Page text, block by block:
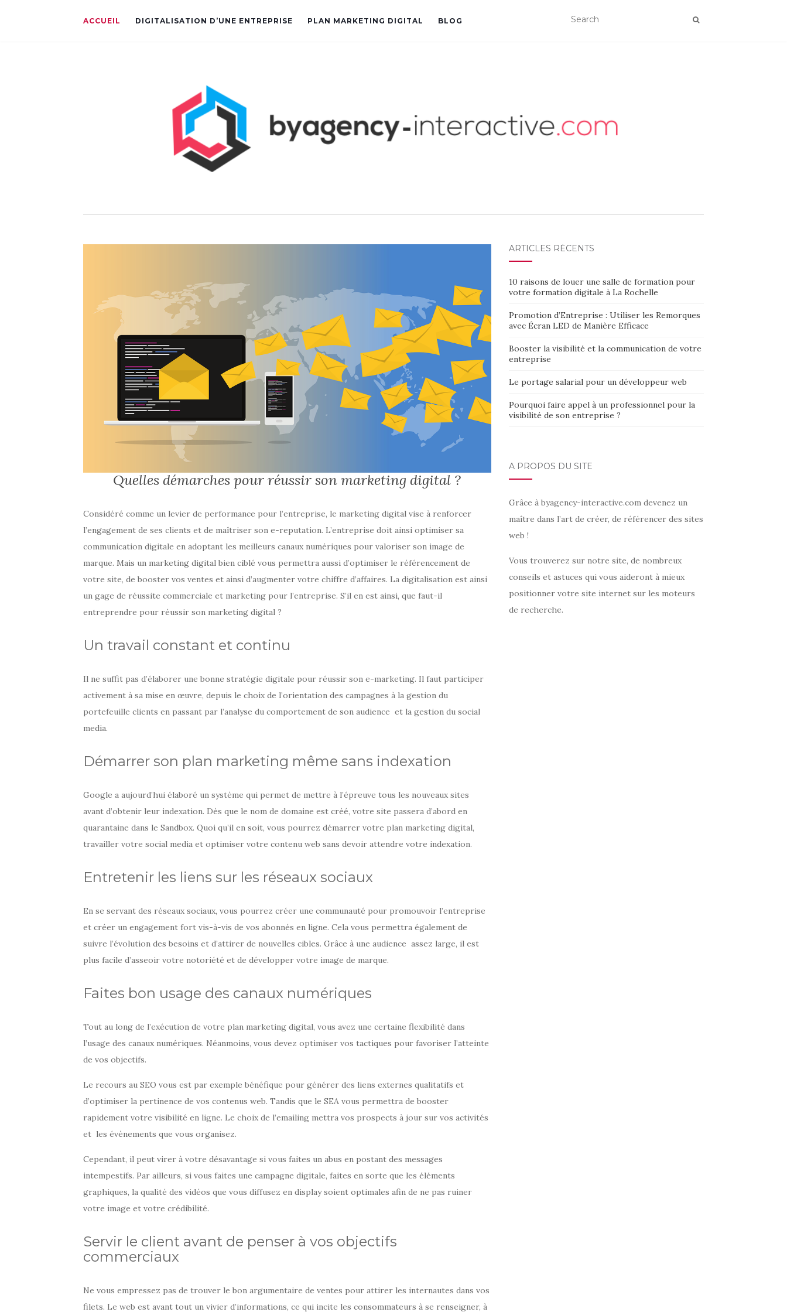
ACCUEIL DIGITALISATION D’UNE ENTREPRISE PLAN MARKETING DIGITAL BLOG
Quelles démarches pour réussir son marketing digital ?
Considéré comme un levier de performance pour l’entreprise, le marketing digital vise à renforcer
l’engagement de ses clients et de maîtriser son e-reputation. L’entreprise doit ainsi optimiser sa
communication digitale en adoptant les meilleurs canaux numériques pour valoriser son image de
marque. Mais un marketing digital bien ciblé vous permettra aussi d’optimiser le référencement de
votre site, de booster vos ventes et ainsi d’augmenter votre chiffre d’affaires. La digitalisation est ainsi
un gage de réussite commerciale et marketing pour l’entreprise. S’il en est ainsi, que faut-il
entreprendre pour réussir son marketing digital ?
Un travail constant et continu
Il ne suffit pas d’élaborer une bonne stratégie digitale pour réussir son e-marketing. Il faut participer
activement à sa mise en œuvre, depuis le choix de l’orientation des campagnes à la gestion du
portefeuille clients en passant par l’analyse du comportement de son audience et la gestion du social
media.
Démarrer son plan marketing même sans indexation
Google a aujourd’hui élaboré un système qui permet de mettre à l’épreuve tous les nouveaux sites
avant d’obtenir leur indexation. Dès que le nom de domaine est créé, votre site passera d’abord en
quarantaine dans le Sandbox. Quoi qu’il en soit, vous pourrez démarrer votre plan marketing digital,
travailler votre social media et optimiser votre contenu web sans devoir attendre votre indexation.
Entretenir les liens sur les réseaux sociaux
En se servant des réseaux sociaux, vous pourrez créer une communauté pour promouvoir l’entreprise
et créer un engagement fort vis-à-vis de vos abonnés en ligne. Cela vous permettra également de
suivre l’évolution des besoins et d’attirer de nouvelles cibles. Grâce à une audience assez large, il est
plus facile d’asseoir votre notoriété et de développer votre image de marque.
Faites bon usage des canaux numériques
Tout au long de l’exécution de votre plan marketing digital, vous avez une certaine flexibilité dans
l’usage des canaux numériques. Néanmoins, vous devez optimiser vos tactiques pour favoriser l’atteinte
de vos objectifs.
Le recours au SEO vous est par exemple bénéfique pour générer des liens externes qualitatifs et
d’optimiser la pertinence de vos contenus web. Tandis que le SEA vous permettra de booster
rapidement votre visibilité en ligne. Le choix de l’emailing mettra vos prospects à jour sur vos activités
et les évènements que vous organisez.
Cependant, il peut virer à votre désavantage si vous faites un abus en postant des messages
intempestifs. Par ailleurs, si vous faites une campagne digitale, faites en sorte que les éléments
graphiques, la qualité des vidéos que vous diffusez en display soient optimales afin de ne pas ruiner
votre image et votre crédibilité.
Servir le client avant de penser à vos objectifs
commerciaux
Ne vous empressez pas de trouver le bon argumentaire de ventes pour attirer les internautes dans vos
filets. Le web est avant tout un vivier d’informations, ce qui incite les consommateurs à se renseigner, à
ARTICLES RÉCENTS
10 raisons de louer une salle de formation pour
votre formation digitale à La Rochelle
Promotion d’Entreprise : Utiliser les Remorques
avec Écran LED de Manière Efficace
Booster la visibilité et la communication de votre
entreprise
Le portage salarial pour un développeur web
Pourquoi faire appel à un professionnel pour la
visibilité de son entreprise ?
A PROPOS DU SITE
Grâce à byagency-interactive.com devenez un
maître dans l’art de créer, de référencer des sites
web !
Vous trouverez sur notre site, de nombreux
conseils et astuces qui vous aideront à mieux
positionner votre site internet sur les moteurs
de recherche.